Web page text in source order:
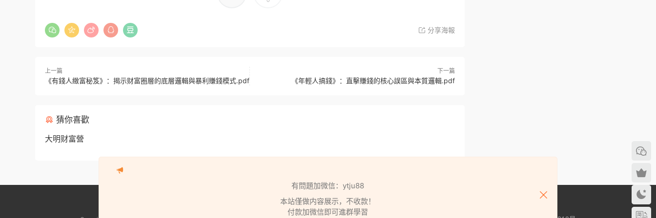
分享海報
上一篇
《有錢人緻富秘笈》：揭示财富圈層的底層邏輯與暴利賺錢模式.pdf
下一篇
《年輕人搞錢》：直擊賺錢的核心誤區與本質邏輯.pdf
猜你喜歡
大明财富營
有問題加微信：ytju88
本站僅做内容展示，不收款！
付款加微信即可進群學習